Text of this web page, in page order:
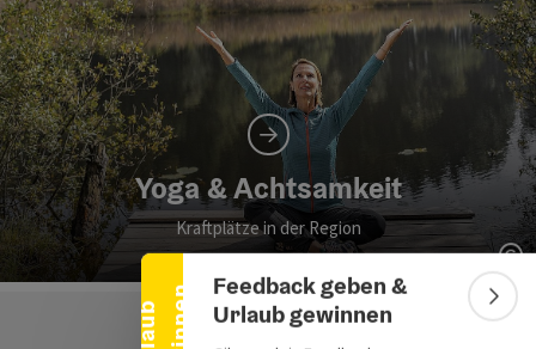
Banner einklappen
Feedback geben &
Urlaub gewinnen
Yoga & Achtsamkeit
Kraftplätze in der Region